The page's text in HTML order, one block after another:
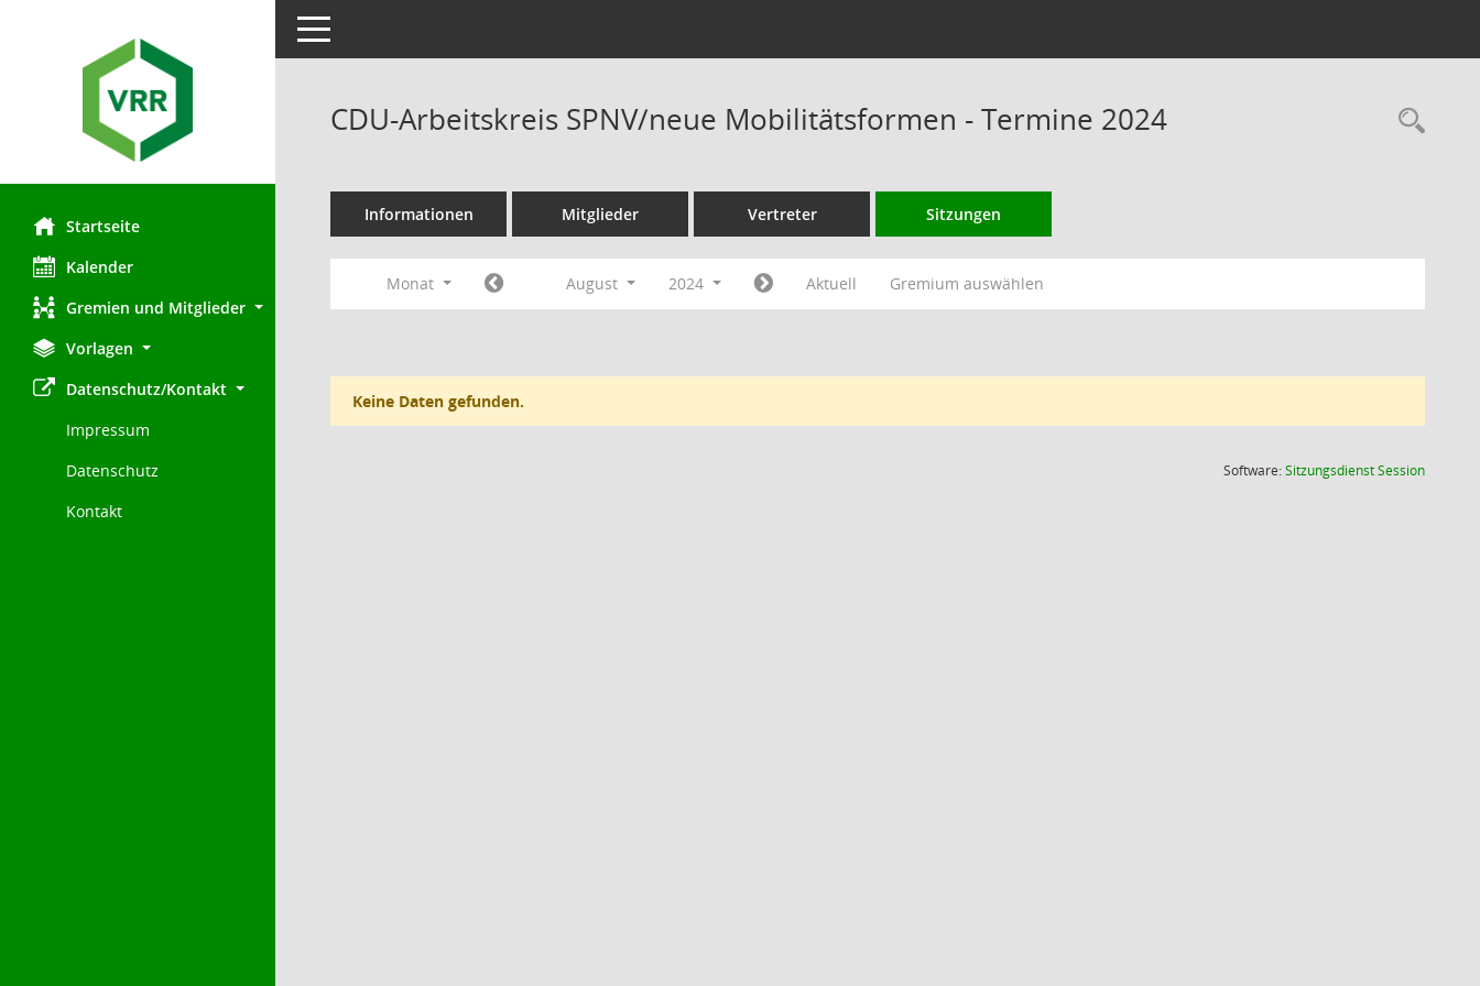
Startseite
Kalender
Gremien und Mitglieder
Vorlagen
Datenschutz/Kontakt
Impressum
Datenschutz
Kontakt
Toggle navigation
CDU-Arbeitskreis SPNV/neue Mobilitätsformen - Termine 2024
Informationen Mitglieder Vertreter Sitzungen
Monat August 2024 Aktuell Gremium auswählen
Keine Daten gefunden.
Software:SitzungsdienstSession(Wird in